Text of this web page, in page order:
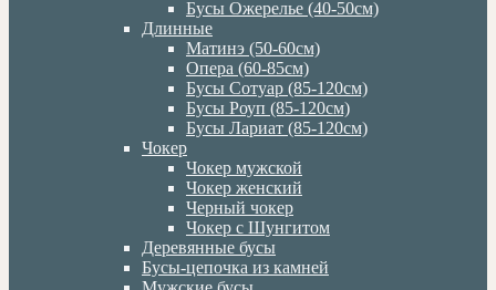
Бусы Ожерелье (40-50см)
Длинные
Матинэ (50-60см)
Опера (60-85см)
Бусы Сотуар (85-120см)
Бусы Роуп (85-120см)
Бусы Лариат (85-120см)
Чокер
Чокер мужской
Чокер женский
Черный чокер
Чокер с Шунгитом
Деревянные бусы
Бусы-цепочка из камней